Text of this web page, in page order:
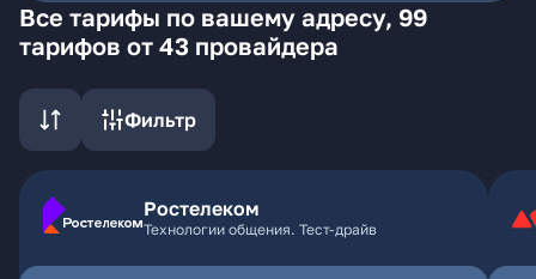
Все тарифы по вашему адресу, 99
тарифов от 43 провайдера
Фильтр
Ростелеком
Технологии общения. Тест-драйв